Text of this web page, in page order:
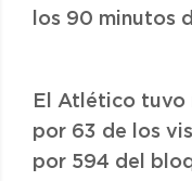
los 90 minutos
El Atlético tuvo
por 63 de los
por 594 del